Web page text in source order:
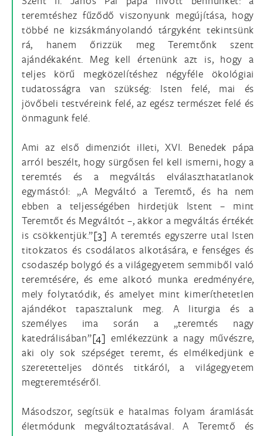
teremtéshez fűződő viszonyunk megújítása, hogy
többé ne kizsákmányolandó tárgyként tekintsünk
rá, hanem őrizzük meg Teremtőnk szent
ajándékaként. Meg kell értenünk azt is, hogy a
teljes körű megközelítéshez négyféle ökológiai
tudatosságra van szükség: Isten felé, mai és
jövőbeli testvéreink felé, az egész természet felé és
önmagunk felé.
Ami az első dimenziót illeti, XVI. Benedek pápa
arról beszélt, hogy sürgősen fel kell ismerni, hogy a
teremtés és a megváltás elválaszthatatlanok
egymástól: „A Megváltó a Teremtő, és ha nem
ebben a teljességében hirdetjük Istent – mint
Teremtőt és Megváltót –, akkor a megváltás értékét
is csökkentjük.”[3] A teremtés egyszerre utal Isten
titokzatos és csodálatos alkotására, e fenséges és
csodaszép bolygó és a világegyetem semmiből való
teremtésére, és eme alkotó munka eredményére,
mely folytatódik, és amelyet mint kimeríthetetlen
ajándékot tapasztalunk meg. A liturgia és a
személyes ima során a „teremtés nagy
katedrálisában”[4] emlékezzünk a nagy művészre,
aki oly sok szépséget teremt, és elmélkedjünk e
szeretetteljes döntés titkáról, a világegyetem
megteremtéséről.
Másodszor, segítsük e hatalmas folyam áramlását
életmódunk megváltoztatásával. A Teremtő és